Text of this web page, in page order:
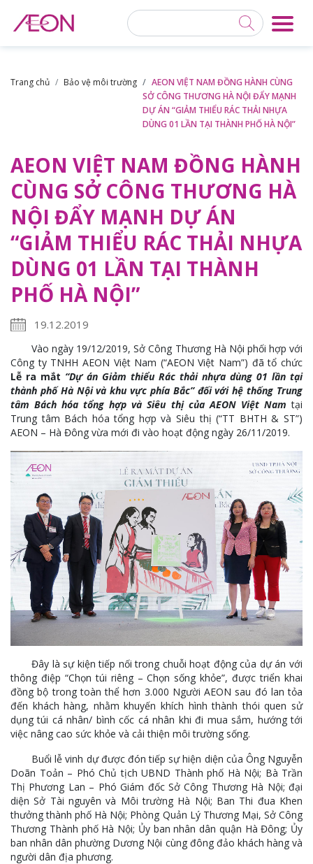
Trang chủ Bảo vệ môi trường
AEON VIỆT NAM ĐỒNG HÀNH CÙNG
SỞ CÔNG THƯƠNG HÀ NỘI ĐẨY MẠNH
DỰ ÁN “GIẢM THIỂU RÁC THẢI NHỰA
DÙNG 01 LẦN TẠI THÀNH PHỐ HÀ NỘI”
AEON VIỆT NAM ĐỒNG HÀNH
CÙNG SỞ CÔNG THƯƠNG HÀ
NỘI ĐẨY MẠNH DỰ ÁN
“GIẢM THIỂU RÁC THẢI NHỰA
DÙNG 01 LẦN TẠI THÀNH
PHỐ HÀ NỘI”
19.12.2019
Vào ngày 19/12/2019, Sở Công Thương Hà Nội phối hợp với
Công ty TNHH AEON Việt Nam (“AEON Việt Nam”) đã tổ chức
Lễ ra mắt “Dự án Giảm thiểu Rác thải nhựa dùng 01 lần tại
thành phố Hà Nội và khu vực phía Bắc” đối với hệ thống Trung
tâm Bách hóa tổng hợp và Siêu thị của AEON Việt Nam tại
Trung tâm Bách hóa tổng hợp và Siêu thị (“TT BHTH & ST”)
AEON – Hà Đông vừa mới đi vào hoạt động ngày 26/11/2019.
Đây là sự kiện tiếp nối trong chuỗi hoạt động của dự án với
thông điệp “Chọn túi riêng – Chọn sống khỏe”, được triển khai
đồng bộ trong toàn thể hơn 3.000 Người AEON sau đó lan tỏa
đến khách hàng, nhằm khuyến khích hình thành thói quen sử
dụng túi cá nhân/ bình cốc cá nhân khi đi mua sắm, hướng tới
việc nâng cao sức khỏe và cải thiện môi trường sống.
Buổi lễ vinh dự được đón tiếp sự hiện diện của Ông Nguyễn
Doãn Toản – Phó Chủ tịch UBND Thành phố Hà Nội; Bà Trần
Thị Phương Lan – Phó Giám đốc Sở Công Thương Hà Nội; đại
diện Sở Tài nguyên và Môi trường Hà Nội; Ban Thi đua Khen
thưởng thành phố Hà Nội; Phòng Quản Lý Thương Mại, Sở Công
Thương Thành phố Hà Nội; Ủy ban nhân dân quận Hà Đông; Ủy
ban nhân dân phường Dương Nội cùng đông đảo khách hàng và
người dân địa phương.